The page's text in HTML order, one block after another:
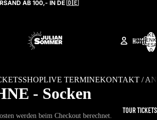
AB 100,- IN DE 🇩🇪
HOME
TOUR TICKETS
0
SHOPLIVE TERMINEKONTAKT /
- Socken
werden beim Checkout berechnet.